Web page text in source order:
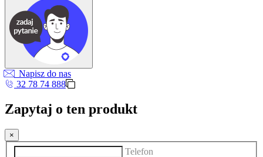
Napisz do nas
32 78 74 888
Zapytaj o ten produkt
×
Telefon